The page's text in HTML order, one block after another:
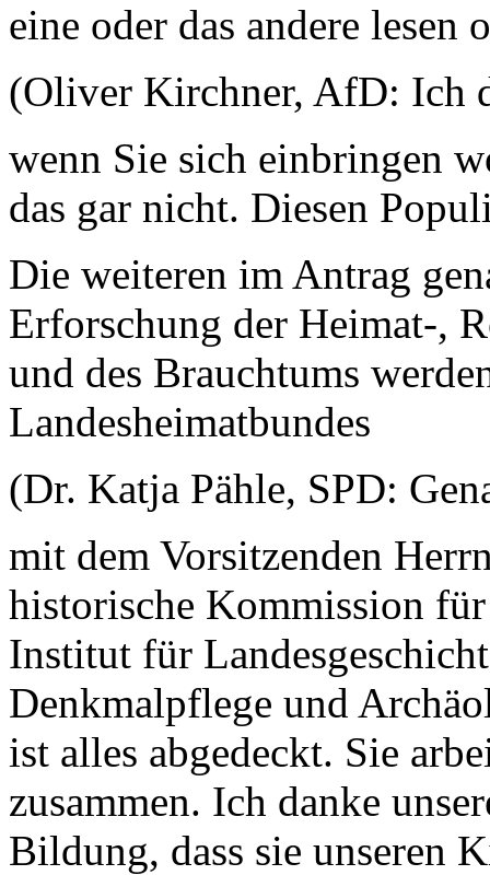
eine oder das andere
(Oliver Kirchner, AfD: Ich
wenn Sie sich einbringen
das gar nicht. Diesen
Die weiteren im Antrag
Erforschung der Heimat-,
und des Brauchtums
Landesheimatbundes
(Dr. Katja Pähle, SPD:
mit dem Vorsitzenden
historische Kommission
Institut für
Denkmalpflege und
ist alles abgedeckt. Sie
zusammen. Ich danke
Bildung, dass sie unseren